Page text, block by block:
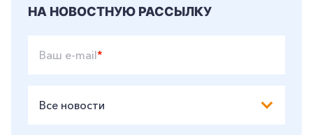
НА НОВОСТНУЮ РАССЫЛКУ
Ваш e-mail*
Все новости